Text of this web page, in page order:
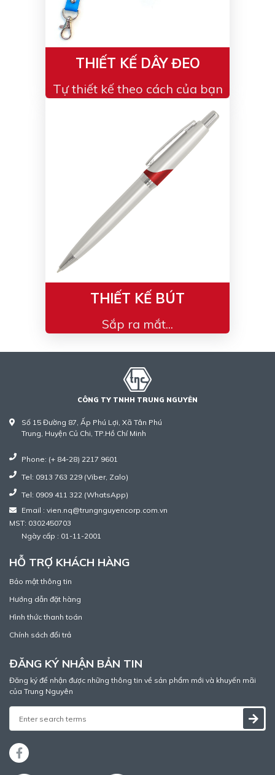
THIẾT KẾ DÂY ĐEO
Tự thiết kế theo cách của bạn
THIẾT KẾ BÚT
Sắp ra mắt...
CÔNG TY TNHH TRUNG NGUYÊN
Số 15 Đường 87, Ấp Phú Lợi, Xã Tân Phú
Trung, Huyện Củ Chi, TP.Hồ Chí Minh
Phone: (+ 84-28) 2217 9601
Tel: 0913 763 229 (Viber, Zalo)
Tel: 0909 411 322 (WhatsApp)
Email : vien.nq@trungnguyencorp.com.vn
MST: 0302450703
Ngày cấp : 01-11-2001
HỖ TRỢ KHÁCH HÀNG
Bảo mật thông tin
Hướng dẫn đặt hàng
Hình thức thanh toán
Chính sách đổi trả
ĐĂNG KÝ NHẬN BẢN TIN
Đăng ký để nhận được những thông tin về sản phẩm mới và khuyến mãi
của Trung Nguyên